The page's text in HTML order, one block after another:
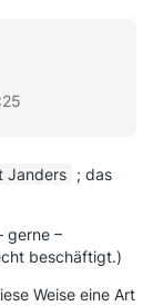
Janders ; das
gerne –
beschäftigt.)
Weise eine Art